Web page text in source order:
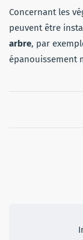
Concernant les
peuvent être
arbre, par
épanouissement